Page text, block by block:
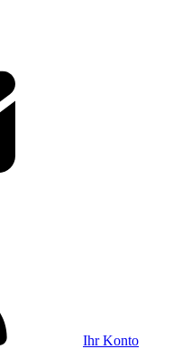
Ihr Konto